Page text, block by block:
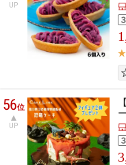
UP
56位
UP